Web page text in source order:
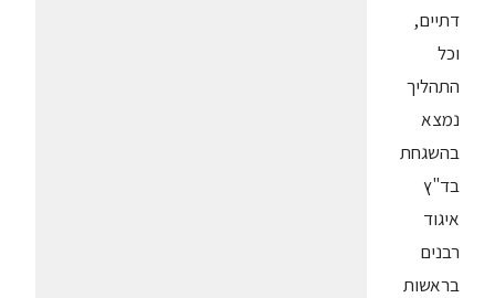
דתיים,
וכל
התהליך
נמצא
בהשגחת
בד"ץ
איגוד
רבנים
בראשות